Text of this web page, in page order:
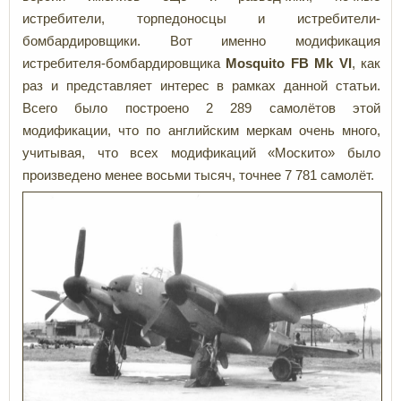
истребители, торпедоносцы и истребители-
бомбардировщики. Вот именно модификация
истребителя-бомбардировщика Mosquito FB Mk VI , как
раз и представляет интерес в рамках данной статьи.
Всего было построено 2 289 самолётов этой
модификации, что по английским меркам очень много,
учитывая, что всех модификаций «Москито» было
произведено менее восьми тысяч, точнее 7 781 самолёт.